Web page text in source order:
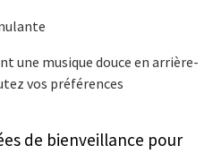
une musique douce en arrière-
vos préférences
de bienveillance pour